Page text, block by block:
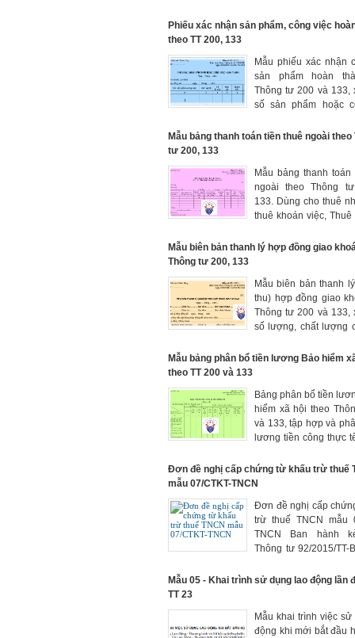
nhập của mỗi người
Phiếu xác nhận sản phẩm, công việc
theo TT 200, 133
Mẫu phiếu xác nhận
sản phẩm hoàn
Thông tư 200 và 133,
số sản phẩm hoặc
nhân người lao động,
lao động.
Mẫu bảng thanh toán tiền thuê ngoài theo
tư 200, 133
Mẫu bảng thanh toán
ngoài theo Thông
133. Dùng cho thuê
thuê khoán việc,
bị, thuê làm khoán 1
Mẫu biên bản thanh lý hợp đồng giao
Thông tư 200, 133
Mẫu biên bản thanh
thu) hợp đồng giao
Thông tư 200 và 133,
số lượng, chất lượng
hiện
Mẫu bảng phân bổ tiền lương Bảo hiểm
theo TT 200 và 133
Bảng phân bổ tiền
hiểm xã hội theo
và 133, tập hợp và
lương tiền công thực
phải trích nộp trong
Đơn đề nghị cấp chứng từ khấu trừ thuế
mẫu 07/CTKT-TNCN
Đơn đề nghị cấp
trừ thuế TNCN mẫu
TNCN Ban hành
Thông tư 92/2015/TT-
Mẫu 05 - Khai trình sử dụng lao động lần
TT 23
Mẫu khai trình việc sử
động khi mới bắt đầu